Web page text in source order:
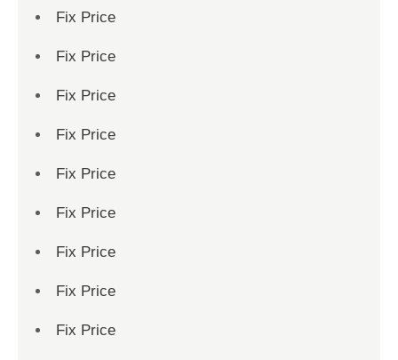
Fix Price
Fix Price
Fix Price
Fix Price
Fix Price
Fix Price
Fix Price
Fix Price
Fix Price